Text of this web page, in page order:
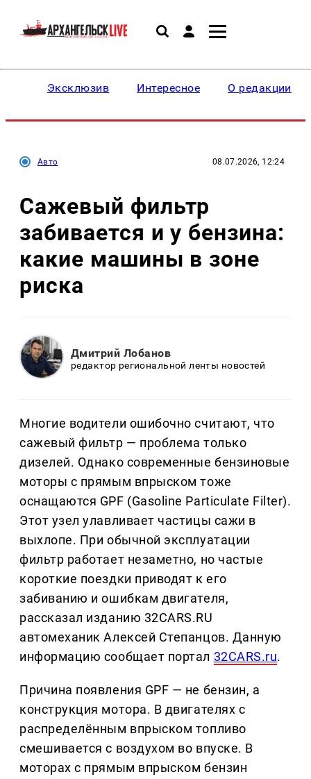
Эксклюзив Интересное О редакции
Авто 08.07.2026, 12:24
Сажевый фильтр
забивается и у бензина:
какие машины в зоне
риска
Дмитрий Лобанов
редактор региональной ленты новостей
Многие водители ошибочно считают, что
сажевый фильтр — проблема только
дизелей. Однако современные бензиновые
моторы с прямым впрыском тоже
оснащаются GPF (Gasoline Particulate Filter).
Этот узел улавливает частицы сажи в
выхлопе. При обычной эксплуатации
фильтр работает незаметно, но частые
короткие поездки приводят к его
забиванию и ошибкам двигателя,
рассказал изданию 32CARS.RU
автомеханик Алексей Степанцов. Данную
информацию сообщает портал 32CARS.ru.
Причина появления GPF — не бензин, а
конструкция мотора. В двигателях с
распределённым впрыском топливо
смешивается с воздухом во впуске. В
моторах с прямым впрыском бензин